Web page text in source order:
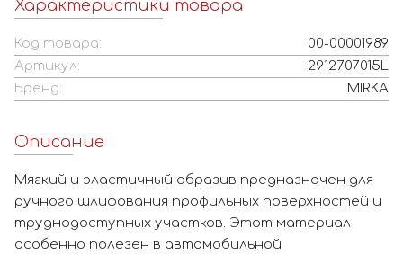
Характеристики товара
Код товара:
00-00001989
Артикул:
2912707015L
Бренд:
MIRKA
Описание
Мягкий и эластичный абразив предназначен для
ручного шлифования профильных поверхностей и
труднодоступных участков. Этот материал
особенно полезен в автомобильной